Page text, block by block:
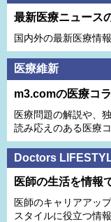
最新医療ニュース
国内外の最新医療情
医療維新
m3.comの医療コ
医療問題の解説や、
読み応えのある医療
Doctors
医師の生活を情報
医師のキャリアアッ
スタイルに役立つ情報